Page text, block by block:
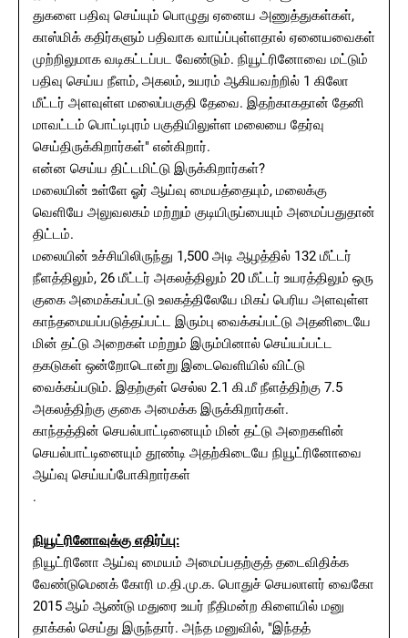
துகளை பதிவு செய்யும் பொழுது ஏனைய அணுத்துகள்கள்,
காஸ்மிக் கதிர்களும் பதிவாக வாய்ப்புள்ளதால் ஏனையவைகள்
முற்றிலுமாக வடிகட்டப்பட வேண்டும். நியூட்ரினோவை மட்டும்
பதிவு செய்ய நீளம், அகலம், உயரம் ஆகியவற்றில் 1 கிலோ
மீட்டர் அளவுள்ள மலைப்பகுதி தேவை. இதற்காகதான் தேனி
மாவட்டம் பொட்டிபுரம் பகுதியிலுள்ள மலையை தேர்வு
செய்திருக்கிறார்கள்" என்கிறார்.
என்ன செய்ய திட்டமிட்டு இருக்கிறார்கள்?
மலையின் உள்ளே ஓர் ஆய்வு மையத்தையும், மலைக்கு
வெளியே அலுவலகம் மற்றும் குடியிருப்பையும் அமைப்பதுதான்
திட்டம்.
மலையின் உச்சியிலிருந்து 1,500 அடி ஆழத்தில் 132 மீட்டர்
நீளத்திலும், 26 மீட்டர் அகலத்திலும் 20 மீட்டர் உயரத்திலும் ஒரு
குகை அமைக்கப்பட்டு உலகத்திலேயே மிகப் பெரிய அளவுள்ள
காந்தமையப்படுத்தப்பட்ட இரும்பு வைக்கப்பட்டு அதனிடையே
மின் தட்டு அறைகள் மற்றும் இரும்பினால் செய்யப்பட்ட
தகடுகள் ஒன்றோடொன்று இடைவெளியில் விட்டு
வைக்கப்படும். இதற்குள் செல்ல 2.1 கி.மீ நீளத்திற்கு 7.5
அகலத்திற்கு குகை அமைக்க இருக்கிறார்கள்.
காந்தத்தின் செயல்பாட்டினையும் மின் தட்டு அறைகளின்
செயல்பாட்டினையும் தூண்டி அதற்கிடையே நியூட்ரினோவை
ஆய்வு செய்யப்போகிறார்கள்
.
நியூட்ரினோவுக்கு எதிர்ப்பு:
நியூட்ரினோ ஆய்வு மையம் அமைப்பதற்குத் தடைவிதிக்க
வேண்டுமெனக் கோரி ம.தி.மு.க. பொதுச் செயலாளர் வைகோ
2015 ஆம் ஆண்டு மதுரை உயர் நீதிமன்ற கிளையில் மனு
தாக்கல் செய்து இருந்தார். அந்த மனுவில், "இந்தத்